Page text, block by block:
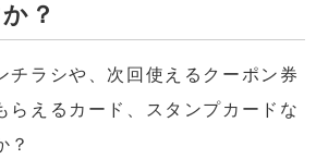
？
チラシや、次回使えるクーポン券
らえるカード、スタンプカードな
？